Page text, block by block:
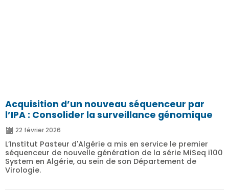
Acquisition d’un nouveau séquenceur par
l’IPA : Consolider la surveillance génomique
22 février 2026
L’Institut Pasteur d'Algérie a mis en service le premier
séquenceur de nouvelle génération de la série MiSeq i100
System en Algérie, au sein de son Département de
Virologie.